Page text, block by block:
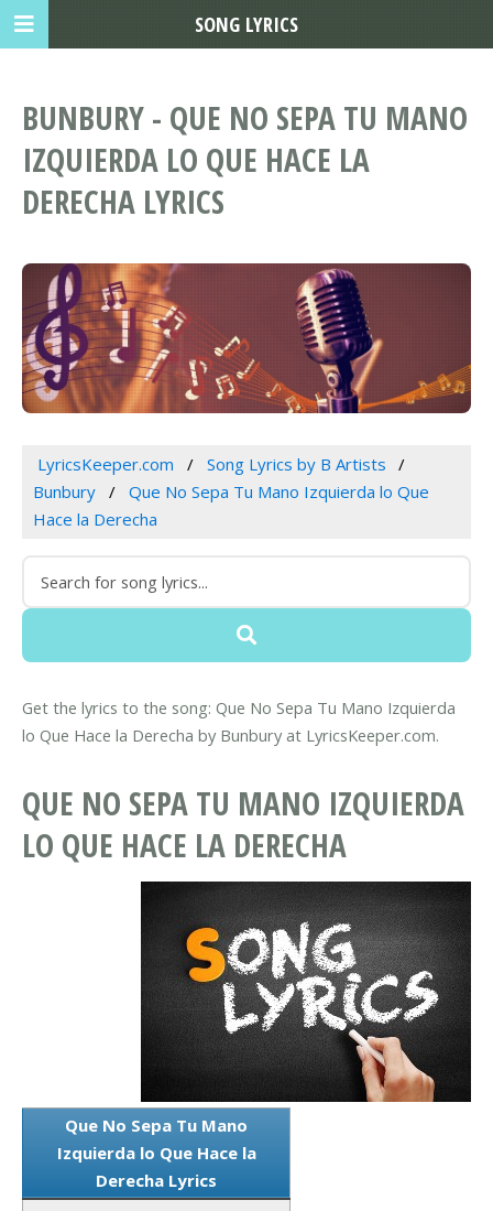
BUNBURY - QUE NO SEPA TU MANO
IZQUIERDA LO QUE HACE LA
DERECHA LYRICS
LyricsKeeper.com
Song Lyrics by B Artists
Bunbury
Que No Sepa Tu Mano Izquierda lo Que
Hace la Derecha
Get the lyrics to the song: Que No Sepa Tu Mano Izquierda
lo Que Hace la Derecha by Bunbury at LyricsKeeper.com.
QUE NO SEPA TU MANO IZQUIERDA
LO QUE HACE LA DERECHA
Que No Sepa Tu Mano
Izquierda lo Que Hace la
Derecha Lyrics
SONG LYRICS